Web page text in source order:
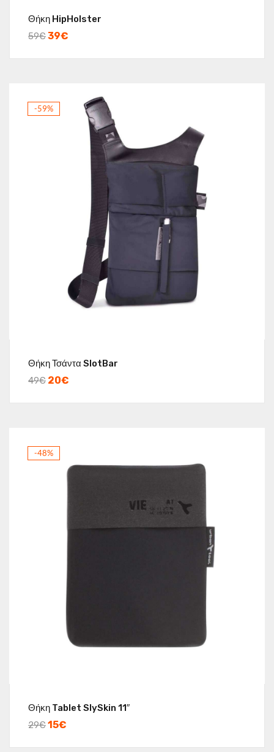
Θήκη HipHolster
59€39€
-59%
Θήκη Τσάντα SlotBar
49€ 20€
-48%
Θήκη Tablet SlySkin 11″
29€15€